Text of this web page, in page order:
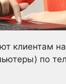
клиентам
по